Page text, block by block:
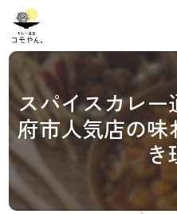
スパイスカレ
府市人気店の味
き